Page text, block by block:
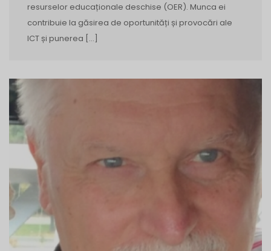
resurselor educaționale deschise (OER). Munca ei
contribuie la găsirea de oportunități și provocări ale
ICT și punerea […]